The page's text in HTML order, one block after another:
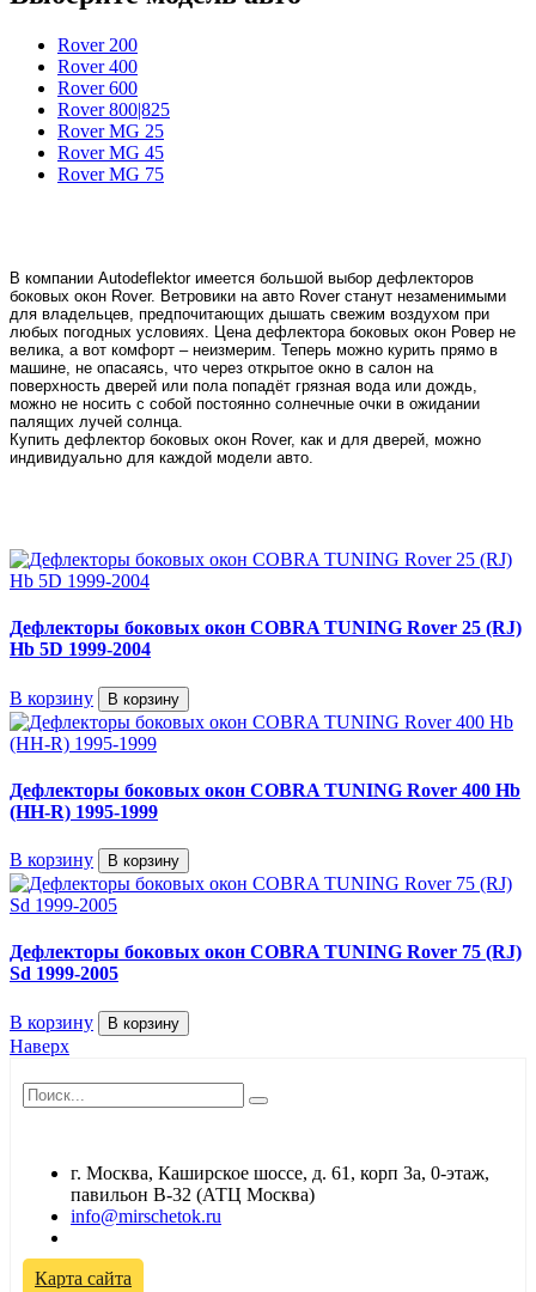
Rover 200
Rover 400
Rover 600
Rover 800|825
Rover MG 25
Rover MG 45
Rover MG 75
В компании Autodeflektor имеется большой выбор дефлекторов
боковых окон Rover. Ветровики на авто Rover станут незаменимыми
для владельцев, предпочитающих дышать свежим воздухом при
любых погодных условиях. Цена дефлектора боковых окон Ровер не
велика, а вот комфорт – неизмерим. Теперь можно курить прямо в
машине, не опасаясь, что через открытое окно в салон на
поверхность дверей или пола попадёт грязная вода или дождь,
можно не носить с собой постоянно солнечные очки в ожидании
палящих лучей солнца.
Купить дефлектор боковых окон Rover, как и для дверей, можно
индивидуально для каждой модели авто.
Дефлекторы боковых окон COBRA TUNING Rover 25 (RJ)
Hb 5D 1999-2004
В корзину В корзину
Дефлекторы боковых окон COBRA TUNING Rover 400 Hb
(HH-R) 1995-1999
В корзину В корзину
Дефлекторы боковых окон COBRA TUNING Rover 75 (RJ)
Sd 1999-2005
В корзину В корзину
Наверх
г. Москва, Каширское шоссе, д. 61, корп 3а, 0-этаж,
павильон В-32 (АТЦ Москва)
info@mirschetok.ru
Карта сайта